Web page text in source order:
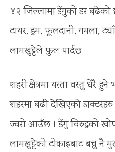
४२ जिल्लामा डेंगुको डर बढेको
टायर, ड्रम, फूलदानी, गमला,
लामखुट्टेले फुल पार्दछ ।
शहरी क्षेत्रमा यस्ता वस्तु धेरै
शहरमा बढी देखिएको
ज्वरो आउँछ । डेंगु विरुद्धको
लामखुट्टेको टोकाइबाट बच्नु नै